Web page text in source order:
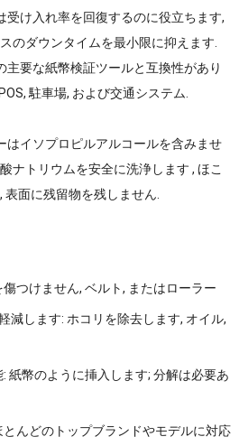
受け入れ率を回復するのに役立ちます,
のダウンタイムを最小限に抑えます.
主要な紙幣検証ツールと互換性があり
駐車場, および交通システム.
はイソプロピルアルコールを含みませ
ナトリウムを安全に洗浄します , ほこ
表面に残留物を残しません.
つけません, ベルト, またはローラー
減します: ホコリを除去します, オイル,
紙幣のように挿入します; 分解は必要あ
んどのトップブランドやモデルに対応